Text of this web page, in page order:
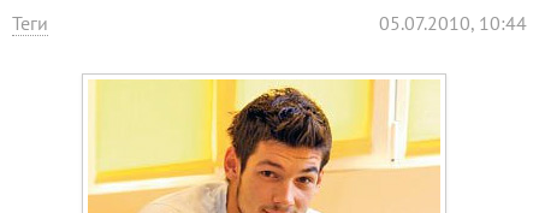
Теги 05.07.2010, 10:44